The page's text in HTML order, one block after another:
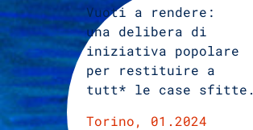
Vuoti a rendere:
una delibera di
iniziativa popolare
per restituire a
tutt* le case sfitte.
Torino, 01.2024